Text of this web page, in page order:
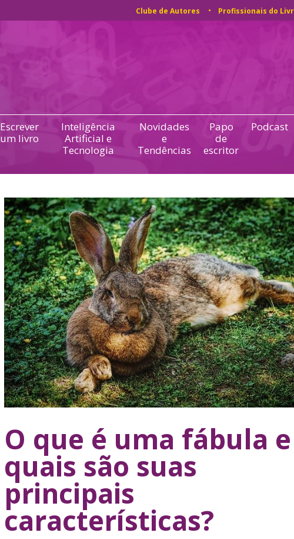
Clube de Autores Profissionais do
Escrever
um livro
Inteligência
Artificial e
Tecnologia
Novidades
e
Tendências
Papo
de
escritor
Podcast
O que é uma fábula e
quais são suas
principais
características?